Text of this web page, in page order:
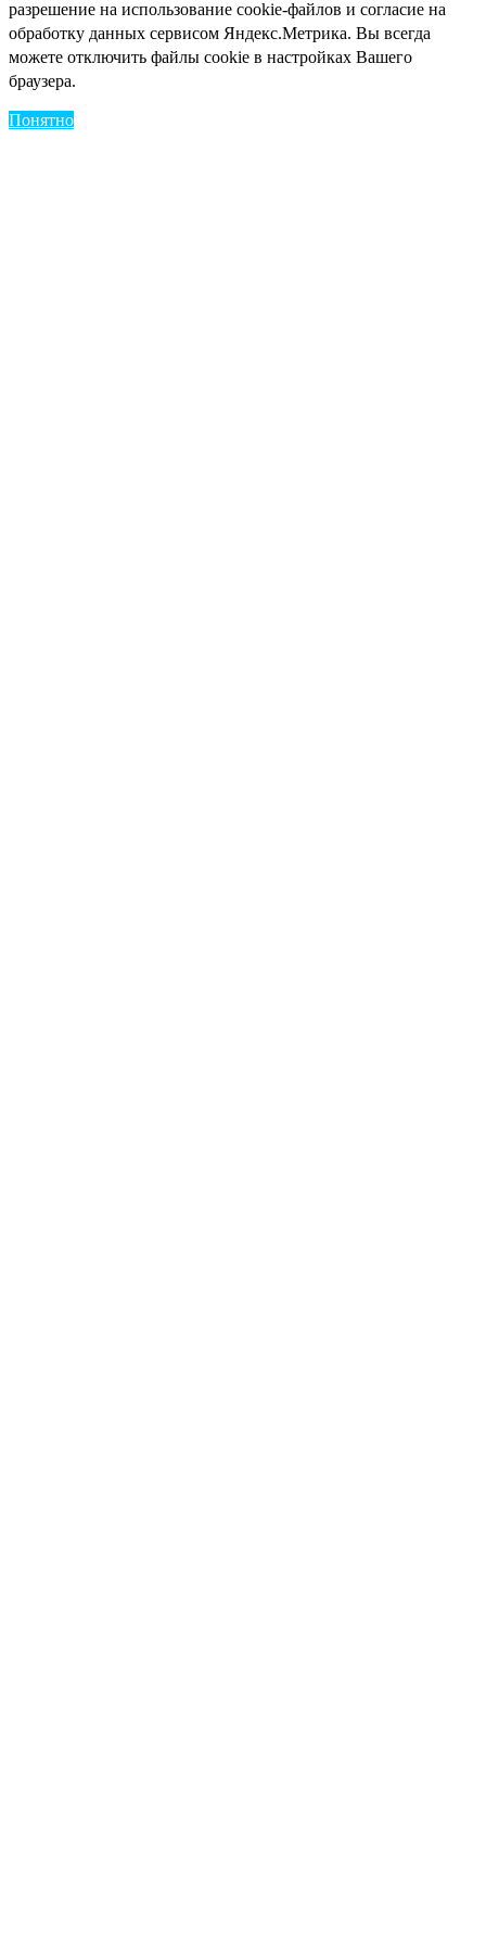
разрешение на использование cookie-файлов и согласие на
обработку данных сервисом Яндекс.Метрика. Вы всегда
можете отключить файлы cookie в настройках Вашего
браузера.
Понятно